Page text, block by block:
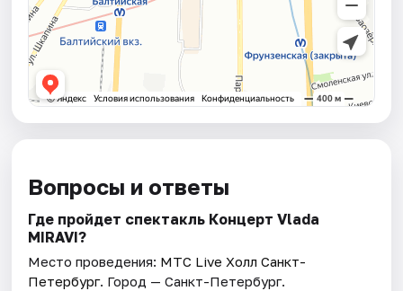
Вопросы и ответы
Где пройдет спектакль Концерт Vlada
MIRAVI?
Место проведения: МТС Live Холл Санкт-
Петербург. Город — Санкт-Петербург.